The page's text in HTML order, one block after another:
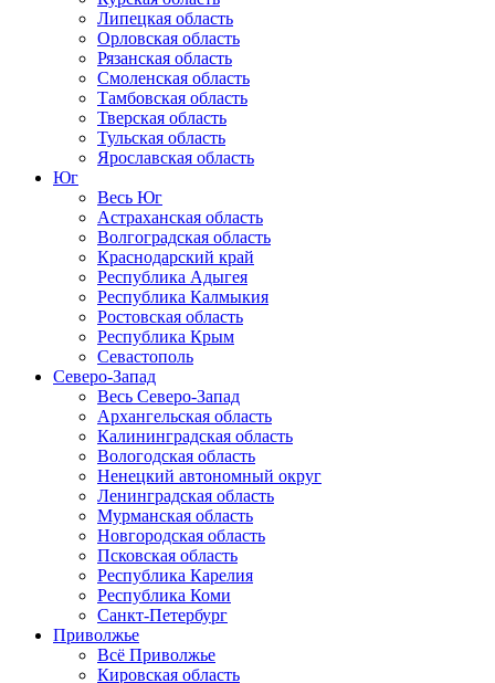
Липецкая область
Орловская область
Рязанская область
Смоленская область
Тамбовская область
Тверская область
Тульская область
Ярославская область
Юг
Весь Юг
Астраханская область
Волгоградская область
Краснодарский край
Республика Адыгея
Республика Калмыкия
Ростовская область
Республика Крым
Севастополь
Северо-Запад
Весь Северо-Запад
Архангельская область
Калининградская область
Вологодская область
Ненецкий автономный округ
Ленинградская область
Мурманская область
Новгородская область
Псковская область
Республика Карелия
Республика Коми
Санкт-Петербург
Приволжье
Всё Приволжье
Кировская область